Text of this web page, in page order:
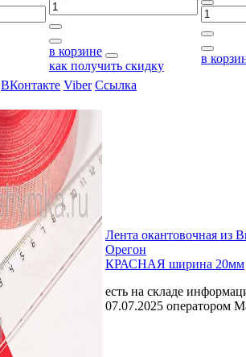
в корзине
как получить скидку
в
ВКонтакте Viber Ссылка
Лента окантовочная из
Орегон
КРАСНАЯ ширина 20мм
есть на складе
07.07.2025 оператором